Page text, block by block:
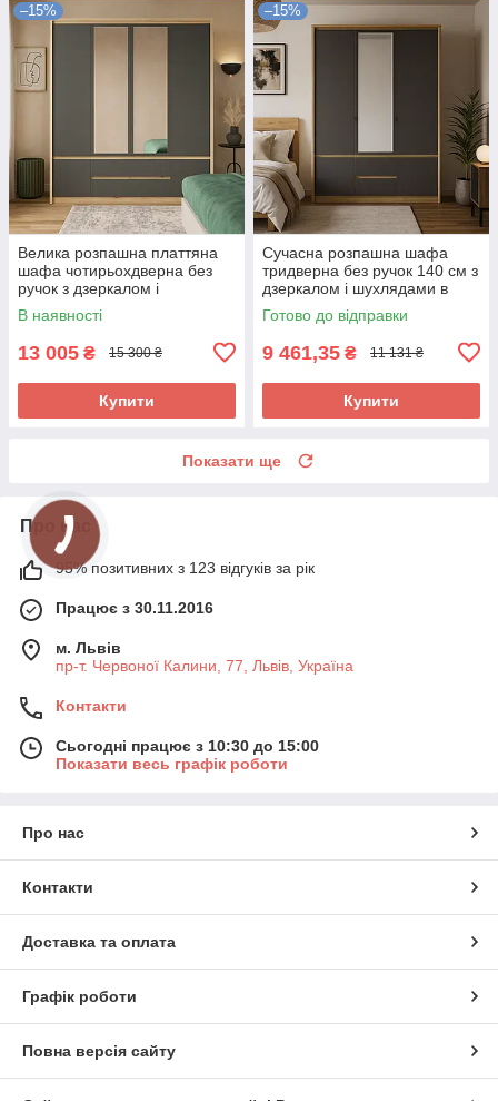
–15%
Велика розпашна платтяна
шафа чотирьохдверна без
ручок з дзеркалом і
шухлядами в спальню
Домініка Мебель Сервіс
В наявності
13 005 ₴ 15 300 ₴
Купити
–15%
Сучасна розпашна шафа
тридверна без ручок 140 см з
дзеркалом і шухлядами в
спальню Домініка Мебель
Сервіс
Готово до відправки
9 461,35 ₴ 11 131 ₴
Купити
Показати ще
Про нас
95% позитивних з 123 відгуків за рік
Працює з 30.11.2016
м. Львів
пр-т. Червоної Калини, 77, Львів, Україна
Контакти
Сьогодні працює з 10:30 до 15:00
Показати весь графік роботи
Про нас
Контакти
Доставка та оплата
Графік роботи
Повна версія сайту